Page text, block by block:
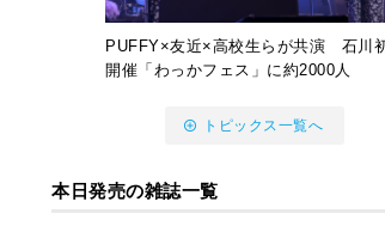
PUFFY×友近×高校生らが共演 石川
開催「わっかフェス」に約2000人
トピックス一覧へ
本日発売の雑誌一覧